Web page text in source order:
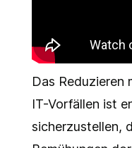
Das Reduzieren
IT-Vorfällen ist
sicherzustellen,